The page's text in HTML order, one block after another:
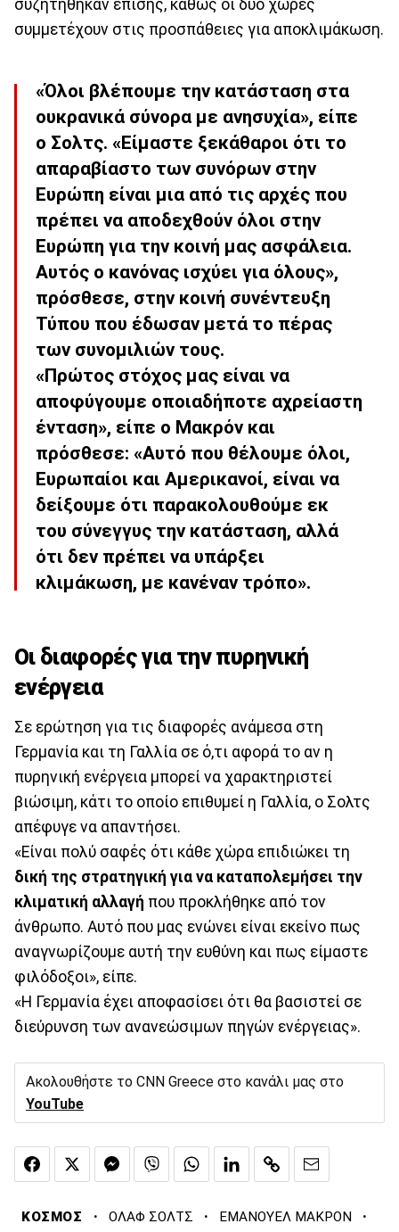
συζητήθηκαν επίσης, καθώς οι δύο χώρες
συμμετέχουν στις προσπάθειες για αποκλιμάκωση.
«Όλοι βλέπουμε την κατάσταση στα
ουκρανικά σύνορα με ανησυχία», είπε
ο Σολτς. «Είμαστε ξεκάθαροι ότι το
απαραβίαστο των συνόρων στην
Ευρώπη είναι μια από τις αρχές που
πρέπει να αποδεχθούν όλοι στην
Ευρώπη για την κοινή μας ασφάλεια.
Αυτός ο κανόνας ισχύει για όλους»,
πρόσθεσε, στην κοινή συνέντευξη
Τύπου που έδωσαν μετά το πέρας
των συνομιλιών τους.
«Πρώτος στόχος μας είναι να
αποφύγουμε οποιαδήποτε αχρείαστη
ένταση», είπε ο Μακρόν και
πρόσθεσε: «Αυτό που θέλουμε όλοι,
Ευρωπαίοι και Αμερικανοί, είναι να
δείξουμε ότι παρακολουθούμε εκ
του σύνεγγυς την κατάσταση, αλλά
ότι δεν πρέπει να υπάρξει
κλιμάκωση, με κανέναν τρόπο».
Οι διαφορές για την πυρηνική
ενέργεια
Σε ερώτηση για τις διαφορές ανάμεσα στη
Γερμανία και τη Γαλλία σε ό,τι αφορά το αν η
πυρηνική ενέργεια μπορεί να χαρακτηριστεί
βιώσιμη, κάτι το οποίο επιθυμεί η Γαλλία, ο Σολτς
απέφυγε να απαντήσει.
«Είναι πολύ σαφές ότι κάθε χώρα επιδιώκει τη
δική της στρατηγική για να καταπολεμήσει την
κλιματική αλλαγή που προκλήθηκε από τον
άνθρωπο. Αυτό που μας ενώνει είναι εκείνο πως
αναγνωρίζουμε αυτή την ευθύνη και πως είμαστε
φιλόδοξοι», είπε.
«Η Γερμανία έχει αποφασίσει ότι θα βασιστεί σε
διεύρυνση των ανανεώσιμων πηγών ενέργειας».
Ακολουθήστε το CNN Greece στο κανάλι μας στο
YouTube
ΚΟΣΜΟΣ · ΟΛΑΦ ΣΟΛΤΣ · ΕΜΑΝΟΥΕΛ ΜΑΚΡΟΝ ·